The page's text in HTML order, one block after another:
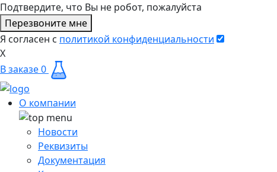
Подтвердите, что Вы не робот, пожалуйста
Перезвоните мне
Я согласен с политикой конфиденциальности
X
В заказе0
О компании
Новости
Реквизиты
Документация